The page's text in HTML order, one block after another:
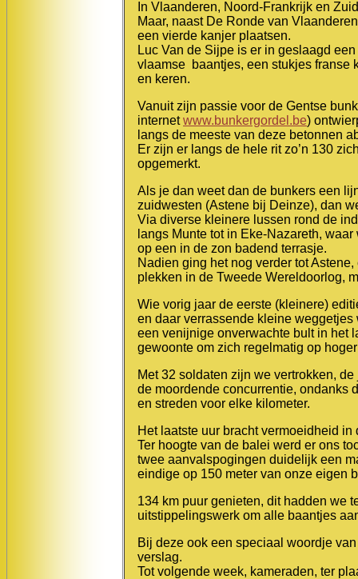
In Vlaanderen, Noord-Frankrijk en
Maar, naast De Ronde van
een vierde kanjer plaatsen.
Luc Van de Sijpe is er in geslaagd
vlaamse baantjes, een stukjes franse
en keren.
Vanuit zijn passie voor de Gentse
internetwww.bunkergordel.be)
langs de meeste van deze betonnen
Er zijn er langs de hele rit zo’n 130
opgemerkt.
Als je dan weet dan de bunkers een
zuidwesten (Astene bij Deinze), dan
Via diverse kleinere lussen rond de
langs Munte tot in Eke-Nazareth,
op een in de zon badend terrasje.
Nadien ging het nog verder tot
plekken in de Tweede Wereldoorlog,
Wie vorig jaar de eerste (kleinere)
en daar verrassende kleine
een venijnige onverwachte bult in het
gewoonte om zich regelmatig op
Met 32 soldaten zijn we vertrokken,
de moordende concurrentie, ondanks
en streden voor elke kilometer.
Het laatste uur bracht vermoeidheid
Ter hoogte van de balei werd er ons
twee aanvalspogingen duidelijk een
eindige op 150 meter van onze eigen
134 km puur genieten, dit hadden we
uitstippelingswerk om alle baantjes
Bij deze ook een speciaal woordje
verslag.
Tot volgende week, kameraden, ter